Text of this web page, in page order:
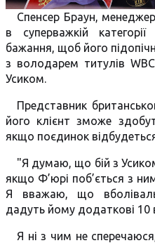
Спенсер Браун,
в суперважкій
бажання, щоб його
з володарем титулів
Усиком.
Представник
його клієнт зможе
якщо поєдинок відбудеться
"Я думаю, що бій з
якщо Ф’юрі поб’ється з
Я вважаю, що
дадуть йому додаткові 10
Я ні з чим не